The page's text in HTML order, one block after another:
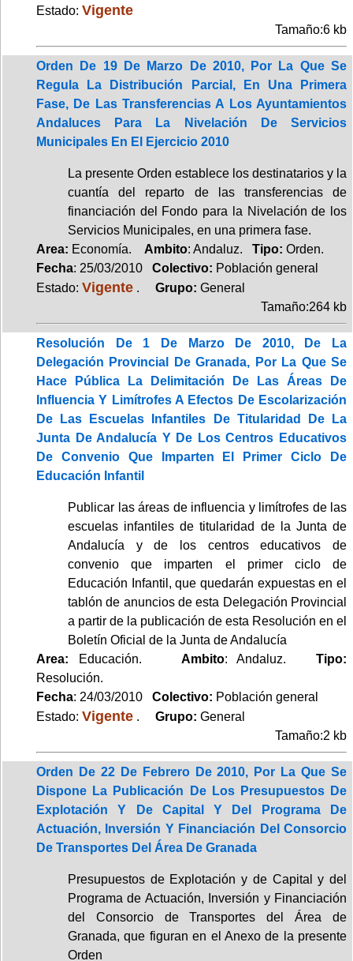
Estado: Vigente
Tamaño:6 kb
Orden De 19 De Marzo De 2010, Por La Que Se
Regula La Distribución Parcial, En Una Primera
Fase, De Las Transferencias A Los Ayuntamientos
Andaluces Para La Nivelación De Servicios
Municipales En El Ejercicio 2010
La presente Orden establece los destinatarios y la
cuantía del reparto de las transferencias de
financiación del Fondo para la Nivelación de los
Servicios Municipales, en una primera fase.
Area: Economía. Ambito: Andaluz. Tipo: Orden.
Fecha: 25/03/2010 Colectivo: Población general
Estado: Vigente . Grupo: General
Tamaño:264 kb
Resolución De 1 De Marzo De 2010, De La
Delegación Provincial De Granada, Por La Que Se
Hace Pública La Delimitación De Las Áreas De
Influencia Y Limítrofes A Efectos De Escolarización
De Las Escuelas Infantiles De Titularidad De La
Junta De Andalucía Y De Los Centros Educativos
De Convenio Que Imparten El Primer Ciclo De
Educación Infantil
Publicar las áreas de influencia y limítrofes de las
escuelas infantiles de titularidad de la Junta de
Andalucía y de los centros educativos de
convenio que imparten el primer ciclo de
Educación Infantil, que quedarán expuestas en el
tablón de anuncios de esta Delegación Provincial
a partir de la publicación de esta Resolución en el
Boletín Oficial de la Junta de Andalucía
Area: Educación. Ambito: Andaluz.Tipo:
Resolución.
Fecha: 24/03/2010 Colectivo: Población general
Estado: Vigente . Grupo: General
Tamaño:2 kb
Orden De 22 De Febrero De 2010, Por La Que Se
Dispone La Publicación De Los Presupuestos De
Explotación Y De Capital Y Del Programa De
Actuación, Inversión Y Financiación Del Consorcio
De Transportes Del Área De Granada
Presupuestos de Explotación y de Capital y del
Programa de Actuación, Inversión y Financiación
del Consorcio de Transportes del Área de
Granada, que figuran en el Anexo de la presente
Orden